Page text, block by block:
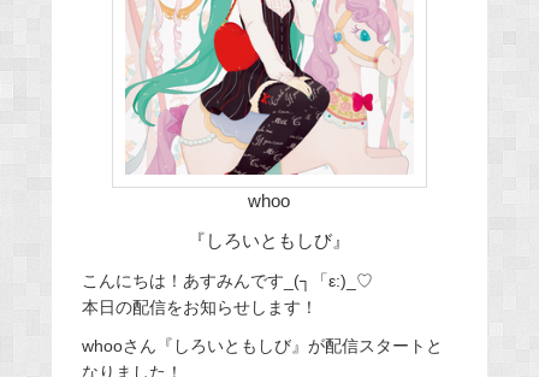
o
k
whoo
『しろいともしび』
こんにちは！あすみんです_(┐「ε:)_♡
本日の配信をお知らせします！
whooさん『しろいともしび』が配信スタートと
なりました！